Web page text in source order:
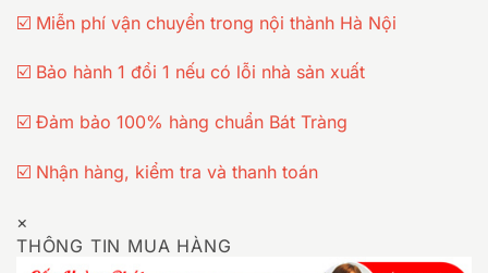
☑️ Miễn phí vận chuyển trong nội thành Hà Nội
☑️ Bảo hành 1 đổi 1 nếu có lỗi nhà sản xuất
☑️ Đảm bảo 100% hàng chuẩn Bát Tràng
☑️ Nhận hàng, kiểm tra và thanh toán
×
THÔNG TIN MUA HÀNG